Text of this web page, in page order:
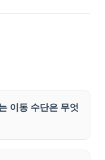
이동 수단은 무엇